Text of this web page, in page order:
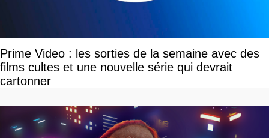
Prime Video : les sorties de la semaine avec des
films cultes et une nouvelle série qui devrait
cartonner